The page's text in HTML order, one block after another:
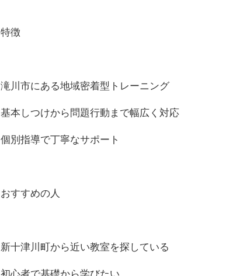
特徴
滝川市にある地域密着型トレーニング
基本しつけから問題行動まで幅広く対応
個別指導で丁寧なサポート
おすすめの人
新十津川町から近い教室を探している